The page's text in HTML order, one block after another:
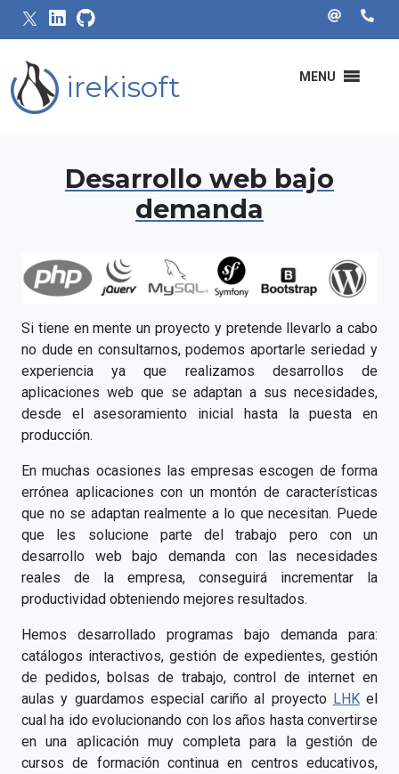
irekisoft MENU
Desarrollo web bajo
demanda
Si tiene en mente un proyecto y pretende llevarlo a cabo
no dude en consultarnos, podemos aportarle seriedad y
experiencia ya que realizamos desarrollos de
aplicaciones web que se adaptan a sus necesidades,
desde el asesoramiento inicial hasta la puesta en
producción.
En muchas ocasiones las empresas escogen de forma
errónea aplicaciones con un montón de características
que no se adaptan realmente a lo que necesitan. Puede
que les solucione parte del trabajo pero con un
desarrollo web bajo demanda con las necesidades
reales de la empresa, conseguirá incrementar la
productividad obteniendo mejores resultados.
Hemos desarrollado programas bajo demanda para:
catálogos interactivos, gestión de expedientes, gestión
de pedidos, bolsas de trabajo, control de internet en
aulas y guardamos especial cariño al proyecto LHKel
cual ha ido evolucionando con los años hasta convertirse
en una aplicación muy completa para la gestión de
cursos de formación continua en centros educativos,